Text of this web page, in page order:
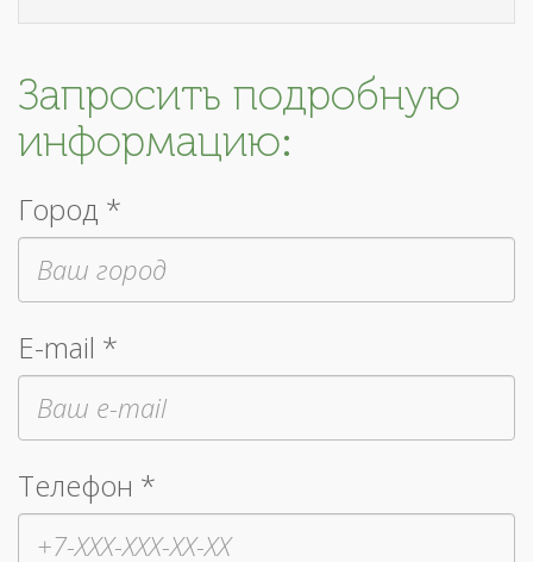
Запросить подробную
информацию:
Город *
E-mail *
Телефон *